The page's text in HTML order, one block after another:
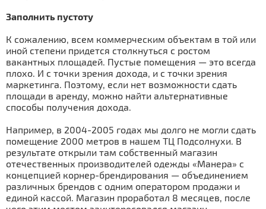
Заполнить пустоту
К сожалению, всем коммерческим объектам в той или
иной степени придется столкнуться с ростом
вакантных площадей. Пустые помещения — это всегда
плохо. И с точки зрения дохода, и с точки зрения
маркетинга. Поэтому, если нет возможности сдать
площади в аренду, можно найти альтернативные
способы получения дохода.
Например, в 2004-2005 годах мы долго не могли сдать
помещение 2000 метров в нашем ТЦ Подсолнухи. В
результате открыли там собственный магазин
отечественных производителей одежды «Манера» с
концепцией корнер-брендирования — объединением
различных брендов с одним оператором продажи и
единой кассой. Магазин проработал 8 месяцев, после